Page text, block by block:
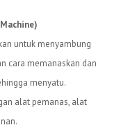
untuk menyambung
cara memanaskan dan
menyatu.
alat pemanas, alat